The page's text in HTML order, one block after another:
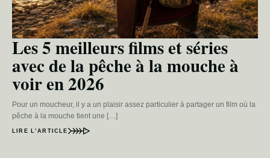
Les 5 meilleurs films et séries
avec de la pêche à la mouche à
voir en 2026
Pour un moucheur, il y a un plaisir assez particulier à partager un film où la
pêche à la mouche tient une […]
LIRE L’ARTICLE